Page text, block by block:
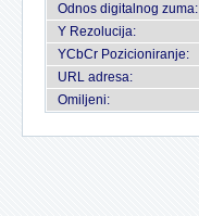
Odnos digitalnog zuma:
Y Rezolucija:
YCbCr Pozicioniranje:
URL adresa:
Omiljeni: